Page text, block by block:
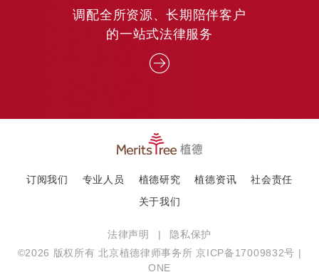
调配全所资源、长期陪伴客户
的一站式法律服务
订阅我们 专业人员 植德研究 植德资讯
社会责任
关于我们
法律声明 |
隐私保护
©2026 版权所有 北京植德律师事务所 京ICP备17009832号 |
ONE